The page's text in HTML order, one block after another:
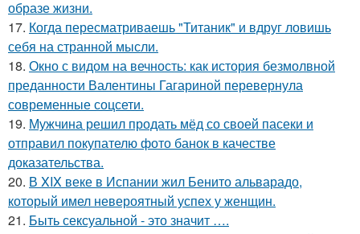
образе жизни.
17. Когда пересматриваешь "Титаник" и вдруг ловишь
себя на странной мысли.
18. Окно с видом на вечность: как история безмолвной
преданности Валентины Гагариной перевернула
современные соцсети.
19. Мужчина решил продать мёд со своей пасеки и
отправил покупателю фото банок в качестве
доказательства.
20. В XIX веке в Испании жил Бенито альварадо,
который имел невероятный успех у женщин.
21. Быть сексуальной - это значит ….